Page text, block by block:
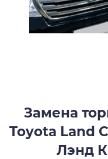
Замена
Toyota Land
Лэнд